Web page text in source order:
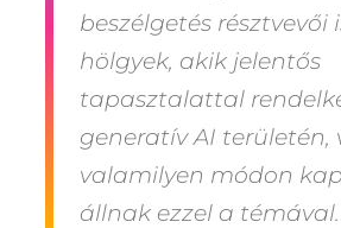
beszélgetés résztvevői
hölgyek, akik jelentős
tapasztalattal
generatív AI területén,
valamilyen módon
állnak ezzel a